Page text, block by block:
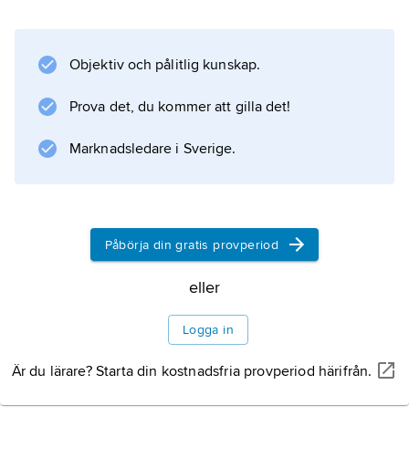
namnet. Munnen sitter på undersidan av
fasthållningsorgan i snabbt strömmande
Objektiv och pålitlig kunskap.
Prova det, du kommer att gilla det!
Marknadsledare i Sverige.
Påbörja din gratis provperiod
eller
Logga in
Är du lärare? Starta din kostnadsfria provperiod härifrån.